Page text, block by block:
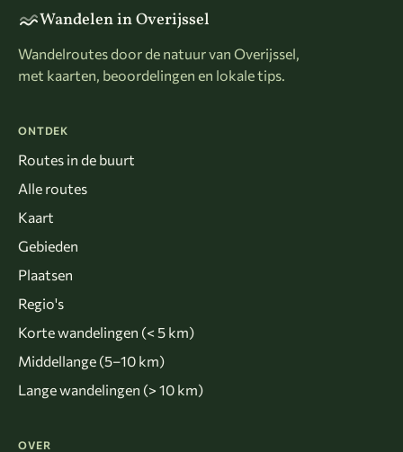
Wandelen in Overijssel
Wandelroutes door de natuur van Overijssel,
met kaarten, beoordelingen en lokale tips.
ONTDEK
Routes in de buurt
Alle routes
Kaart
Gebieden
Plaatsen
Regio's
Korte wandelingen (< 5 km)
Middellange (5–10 km)
Lange wandelingen (> 10 km)
OVER